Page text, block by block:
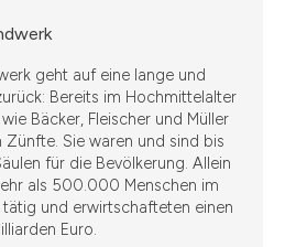
geht auf eine lange und
Bereits im Hochmittelalter
Bäcker, Fleischer und Müller
Sie waren und sind bis
für die Bevölkerung. Allein
als 500.000 Menschen im
und erwirtschafteten einen
Euro.